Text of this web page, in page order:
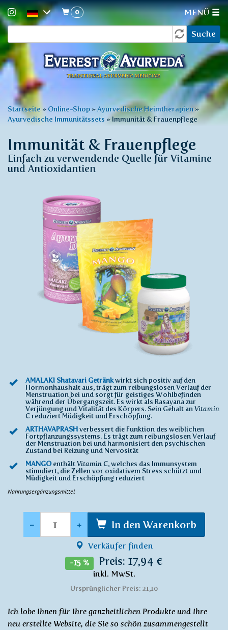
Direkt
zum
Inhalt
Suche
0 MENÜ
Sie
sind
hier
Startseite » Online-Shop »Ayurvedische Heimtherapien »
Ayurvedische Immunitätssets » Immunität & Frauenpflege
Immunität & Frauenpflege
Einfach zu verwendende Quelle für Vitamine
und Antioxidantien
AMALAKI Shatavari Getränkwirkt sich positiv auf den
Hormonhaushalt aus, trägt zum reibungslosen Verlauf der
Menstruation bei und sorgt für geistiges Wohlbefinden
während der Übergangszeit. Es wirkt als Rasayana zur
Verjüngung und Vitalität des Körpers. Sein Gehalt an Vitamin
Creduziert Müdigkeit und Erschöpfung.
ARTHAVAPRASHverbessert die Funktion des weiblichen
Fortpflanzungssystems. Es trägt zum reibungslosen Verlauf
der Menstruation bei und harmonisiert den psychischen
Zustand bei Reizung und Nervosität
MANGOenthältVitamin C, welches das Immunsystem
stimuliert, die Zellen vor oxidativem Stress schützt und
Müdigkeit und Erschöpfung reduziert
Nahrungsergänzungsmittel
- + In den Warenkorb
Verkäufer finden
-15 % Preis: 17,94 €
inkl. MwSt.
Ursprünglicher Preis: 21,10
Ich lobe Ihnen für Ihre ganzheitlichen Produkte und Ihre
neu erstellte Website, die Sie so schön zusammengestellt